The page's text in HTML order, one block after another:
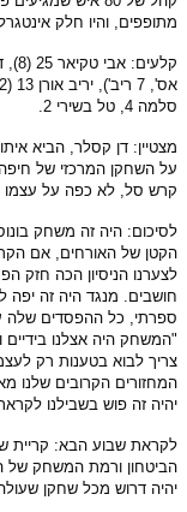
מתופפים, והיו חלק
סלמה 4, טל בשירי 2.
מצטיין: דן קסלר, הביא
על השחקן המרכזי של
קרש סל, לא כפה על עצמו
לסיכום: היה זה משחק
הקטן של האורחים, אם
לצערנו הניסיון הכה חזק
חושבים. מנגד היה זה
ספרתי, כל ההפסדים שלה
"המשחק היה אצלנו בידיים
המחזורים הקרובים שלנו
יהיה זה פוש בשבילנו
לקראת שבוע הבא: קריית
הביטחון ורמת המשחק של